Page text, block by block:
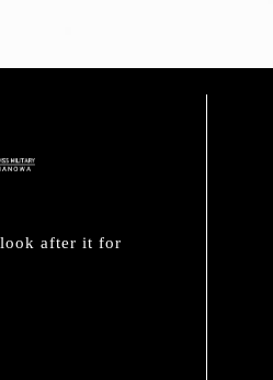
提前预约）
售后服务中心（需提前预约）
售后服务中心（需提前预约）
口售后服务中心（需提前预约）
需提前预约）
after it for